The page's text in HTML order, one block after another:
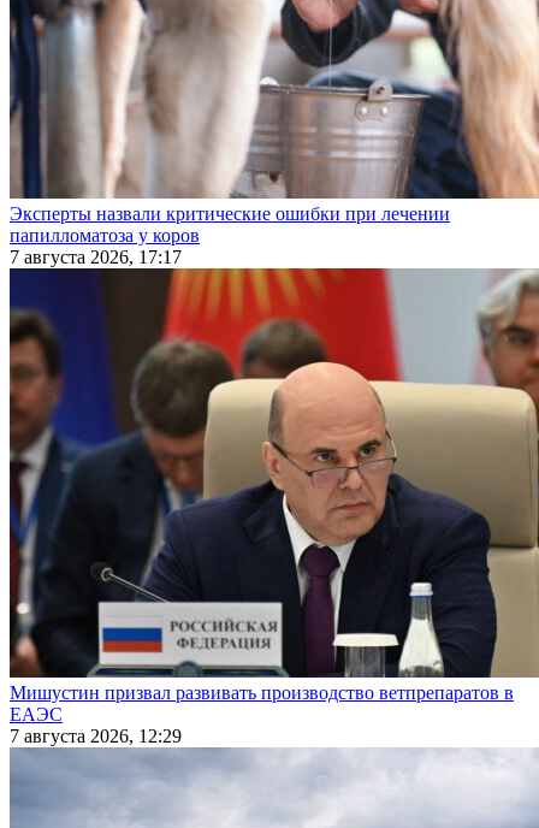
Эксперты назвали критические ошибки при лечении
папилломатоза у коров
7 августа 2026, 17:17
Мишустин призвал развивать производство ветпрепаратов в
ЕАЭС
7 августа 2026, 12:29